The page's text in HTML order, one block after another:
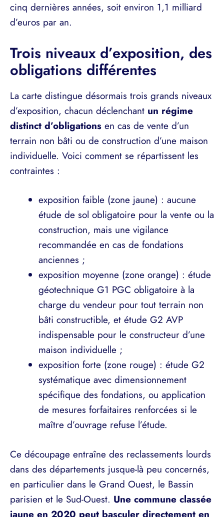
cinq dernières années, soit environ 1,1 milliard
d’euros par an.
Trois niveaux d’exposition, des
obligations différentes
La carte distingue désormais trois grands niveaux
d’exposition, chacun déclenchant un régime
distinct d’obligations en cas de vente d’un
terrain non bâti ou de construction d’une maison
individuelle. Voici comment se répartissent les
contraintes :
exposition faible (zone jaune) : aucune
étude de sol obligatoire pour la vente ou la
construction, mais une vigilance
recommandée en cas de fondations
anciennes ;
exposition moyenne (zone orange) : étude
géotechnique G1 PGC obligatoire à la
charge du vendeur pour tout terrain non
bâti constructible, et étude G2 AVP
indispensable pour le constructeur d’une
maison individuelle ;
exposition forte (zone rouge) : étude G2
systématique avec dimensionnement
spécifique des fondations, ou application
de mesures forfaitaires renforcées si le
maître d’ouvrage refuse l’étude.
Ce découpage entraîne des reclassements lourds
dans des départements jusque-là peu concernés,
en particulier dans le Grand Ouest, le Bassin
parisien et le Sud-Ouest. Une commune classée
jaune en 2020 peut basculer directement en